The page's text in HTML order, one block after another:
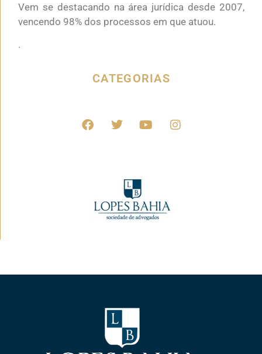
Vem se destacando na área jurídica desde 2007,
vencendo 98% dos processos em que atuou.
.
CATEGORIAS